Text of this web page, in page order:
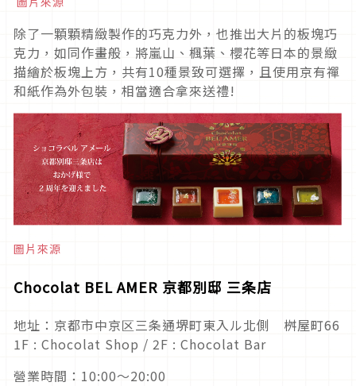
除了一顆顆精緻製作的巧克力外，也推出大片的板塊巧
克力，如同作畫般，將嵐山、楓葉、櫻花等日本的景緻
描繪於板塊上方，共有10種景致可選擇，且使用京有禪
和紙作為外包裝，相當適合拿來送禮!
圖片來源
Chocolat BEL AMER 京都別邸 三条店
地址：京都市中京区三条通堺町東入ル北側 桝屋町66
1F : Chocolat Shop / 2F : Chocolat Bar
營業時間：10:00～20:00